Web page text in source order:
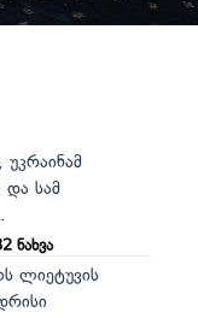
და სამ
ნახვა
ლიეტუვის